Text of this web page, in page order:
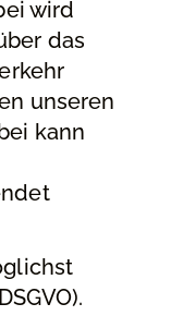
wird
das
unseren
kann